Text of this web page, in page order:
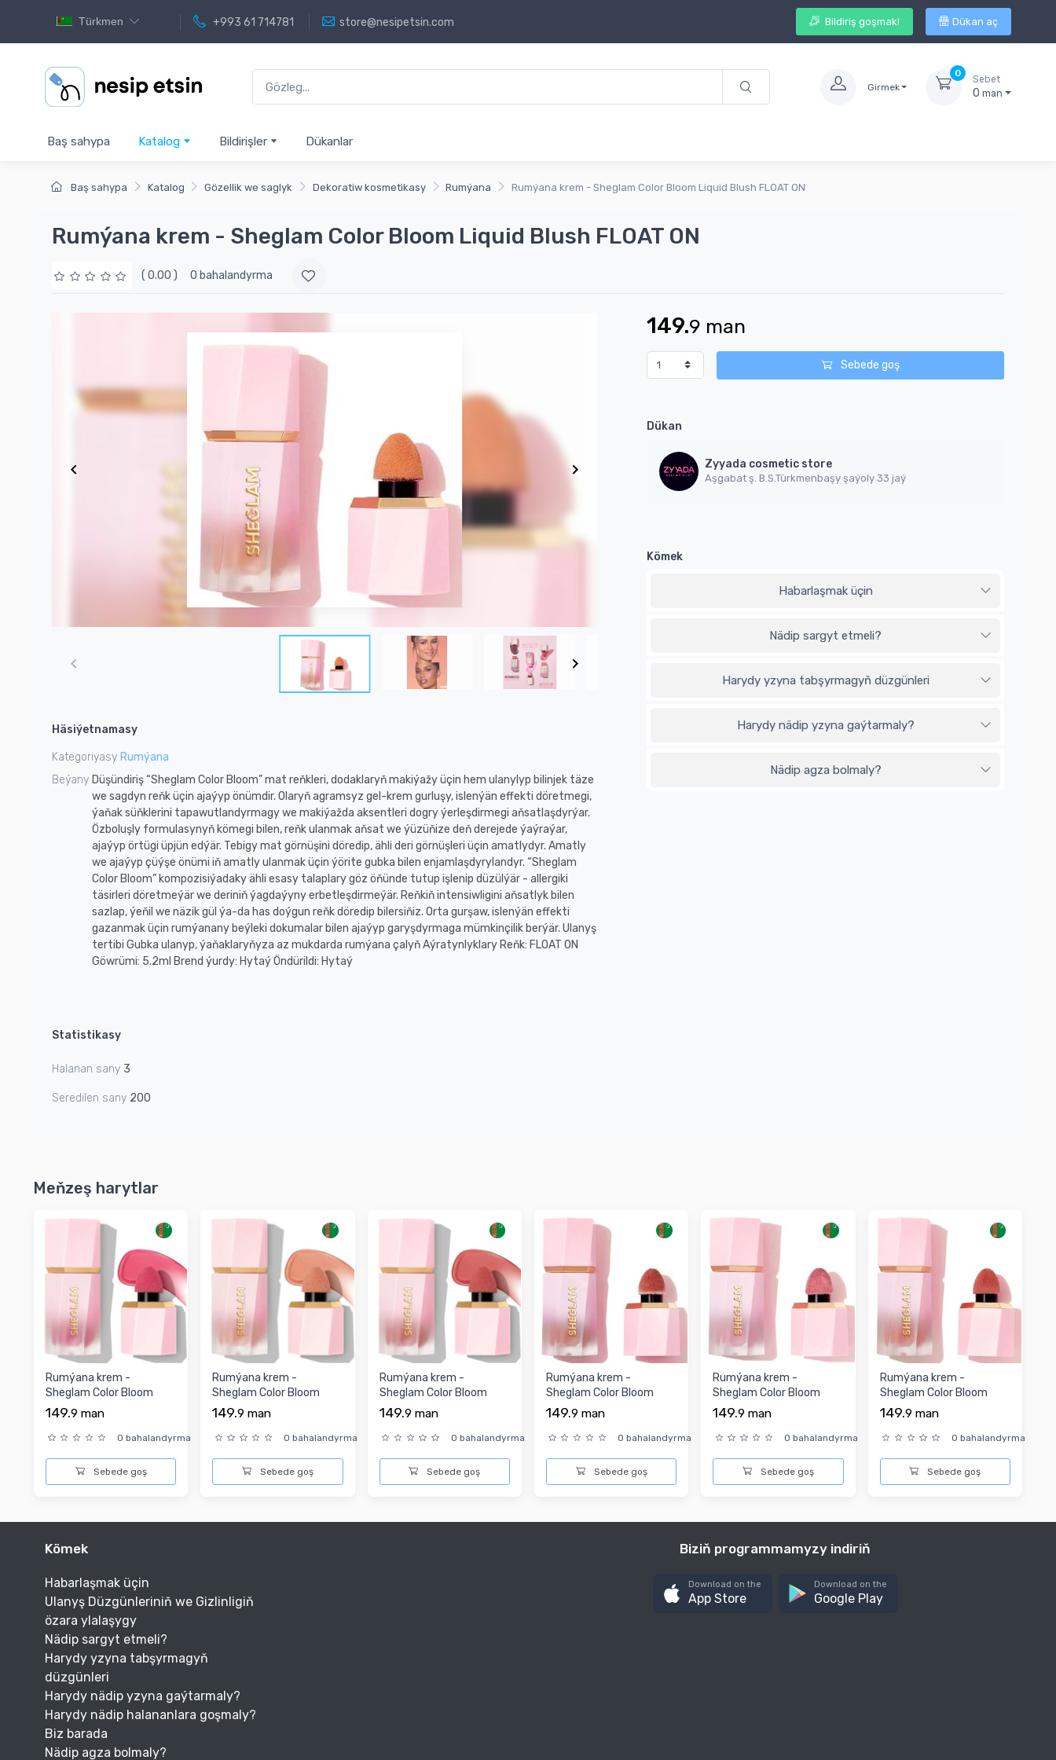
Türkmen +993 61 714781 store@nesipetsin.com Bildiriş goşmak! Dükan aç
Girmek
0
Sebet
0man
Baş sahypa Katalog Bildirişler Dükanlar
Baş sahypa Katalog Gözellik we saglyk Dekoratiw kosmetikasy Rumýana Rumýana krem - Sheglam Color Bloom Liquid Blush FLOAT ON
Rumýana krem - Sheglam Color Bloom Liquid Blush FLOAT ON
( 0.00 ) 0 bahalandyrma
8
Häsiýetnamasy
Kategoriyasy Rumýana
Beýany Düşündiriş “Sheglam Color Bloom” mat reňkleri, dodaklaryň makiýažy üçin hem ulanylyp bilinjek täze
we sagdyn reňk üçin ajaýyp önümdir. Olaryň agramsyz gel-krem gurluşy, islenýän effekti döretmegi,
ýaňak süňklerini tapawutlandyrmagy we makiýažda aksentleri dogry ýerleşdirmegi aňsatlaşdyrýar.
Özboluşly formulasynyň kömegi bilen, reňk ulanmak aňsat we ýüzüňize deň derejede ýaýraýar,
ajaýyp örtügi üpjün edýär. Tebigy mat görnüşini döredip, ähli deri görnüşleri üçin amatlydyr. Amatly
we ajaýyp çüýşe önümi iň amatly ulanmak üçin ýörite gubka bilen enjamlaşdyrylandyr. “Sheglam
Color Bloom” kompozisiýadaky ähli esasy talaplary göz öňünde tutup işlenip düzülýär - allergiki
täsirleri döretmeýär we deriniň ýagdaýyny erbetleşdirmeýär. Reňkiň intensiwligini aňsatlyk bilen
sazlap, ýeňil we näzik gül ýa-da has doýgun reňk döredip bilersiňiz. Orta gurşaw, islenýän effekti
gazanmak üçin rumýanany beýleki dokumalar bilen ajaýyp garyşdyrmaga mümkinçilik berýär. Ulanyş
tertibi Gubka ulanyp, ýaňaklaryňyza az mukdarda rumýana çalyň Aýratynlyklary Reňk: FLOAT ON
Göwrümi: 5.2ml Brend ýurdy: Hytaý Öndürildi: Hytaý
Statistikasy
Halanan sany 3
Seredilen sany 200
149.9 man
Sebede goş
Dükan
Zyyada cosmetic store
Aşgabat ş. B.S.Türkmenbaşy şaýoly 33 jaý
Kömek
Habarlaşmak üçin
Nädip sargyt etmeli?
Harydy yzyna tabşyrmagyň düzgünleri
Harydy nädip yzyna gaýtarmaly?
Nädip agza bolmaly?
Meňzeş harytlar
Rumýana krem -
Sheglam Color Bloom
Liquid Blush ON POINT
149.9 man
0 bahalandyrma
Sebede goş
Rumýana krem -
Sheglam Color Bloom
Liquid Blush HUSH HUSH
149.9 man
0 bahalandyrma
Sebede goş
Rumýana krem -
Sheglam Color Bloom
Liquid Blush ROSE RITUAL
149.9 man
0 bahalandyrma
Sebede goş
Rumýana krem -
Sheglam Color Bloom
Liquid Blush RISKY
149.9 man
0 bahalandyrma
Sebede goş
Rumýana krem -
Sheglam Color Bloom
Liquid Blush LOVE CAKE
149.9 man
0 bahalandyrma
Sebede goş
Rumýana krem -
Sheglam Color Bloom
Liquid Blush DEVOTED
149.9 man
0 bahalandyrma
Sebede goş
Kömek
Habarlaşmak üçin
Ulanyş Düzgünleriniň we Gizlinligiň
özara ylalaşygy
Nädip sargyt etmeli?
Harydy yzyna tabşyrmagyň
düzgünleri
Harydy nädip yzyna gaýtarmaly?
Harydy nädip halananlara goşmaly?
Biz barada
Nädip agza bolmaly?
Biziň programmamyzy indiriň
Download on the
App Store
Download on the
Google Play